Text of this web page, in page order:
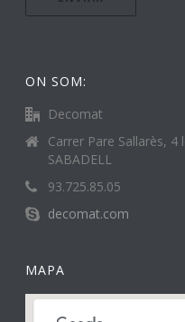
ON SOM:
Decomat
Carrer Pare Sallarès, 4
SABADELL
93.725.85.05
decomat.com
MAPA